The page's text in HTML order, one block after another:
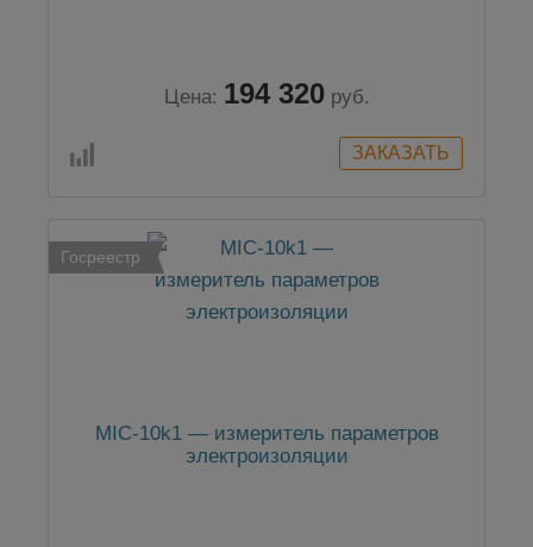
Цена: 194 320 руб.
Госреестр
MIC-10k1 — измеритель параметров
электроизоляции